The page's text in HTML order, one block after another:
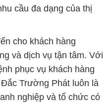
cầu đa dạng của thị
cho khách hàng
và dịch vụ tận tâm. Với
phục vụ khách hàng
Trường Phát luôn là
nghiệp và tổ chức có